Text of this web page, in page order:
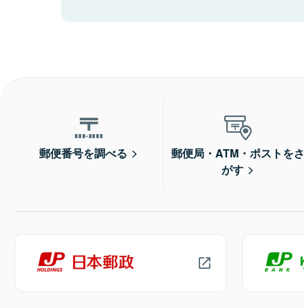
郵便番号を調べる
郵便局・ATM・ポストをさ
がす